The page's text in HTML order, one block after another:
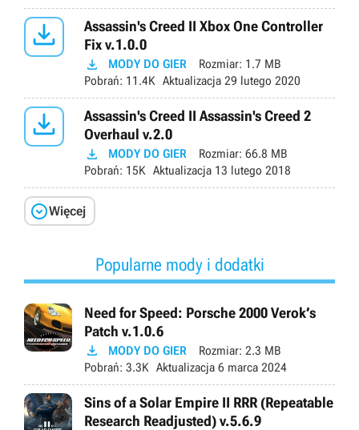

Assassin's Creed II Xbox One Controller
Fix v.1.0.0
 MODY DO GIER Rozmiar: 1.7 MB
Pobrań: 11.4K Aktualizacja 29 lutego 2020

Assassin's Creed II Assassin's Creed 2
Overhaul v.2.0
 MODY DO GIER Rozmiar: 66.8 MB
Pobrań: 15K Aktualizacja 13 lutego 2018
Więcej
Popularne mody i dodatki
Need for Speed: Porsche 2000 Verok’s
Patch v.1.0.6
 MODY DO GIER Rozmiar: 2.3 MB
Pobrań: 3.3K Aktualizacja 6 marca 2024
Sins of a Solar Empire II RRR (Repeatable
Research Readjusted) v.5.6.9